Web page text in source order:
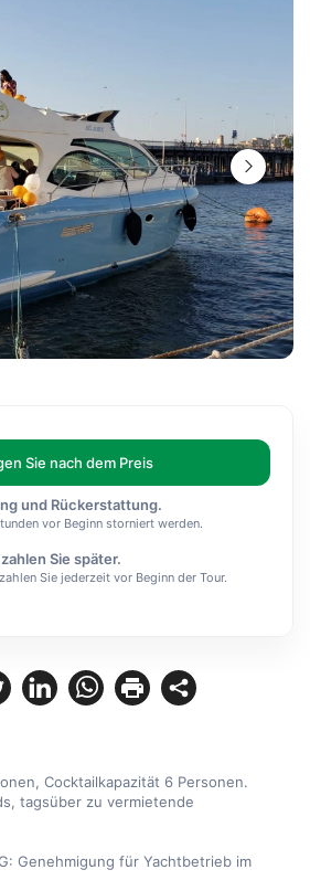
Cocktailkapazität 6 Personen.
tagsüber zu vermietende
Genehmigung für Yachtbetrieb im
Sie nach dem Preis
und Rückerstattung.
vor Beginn storniert werden.
Sie später.
Sie jederzeit vor Beginn der Tour.